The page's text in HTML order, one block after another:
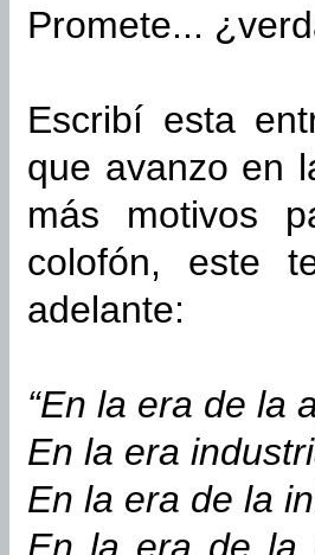
Promete...
Escribí esta
que avanzo en
más motivos
colofón, este
adelante:
“En la era de la
En la era
En la era de la